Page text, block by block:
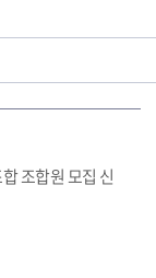
조합원 모집 신